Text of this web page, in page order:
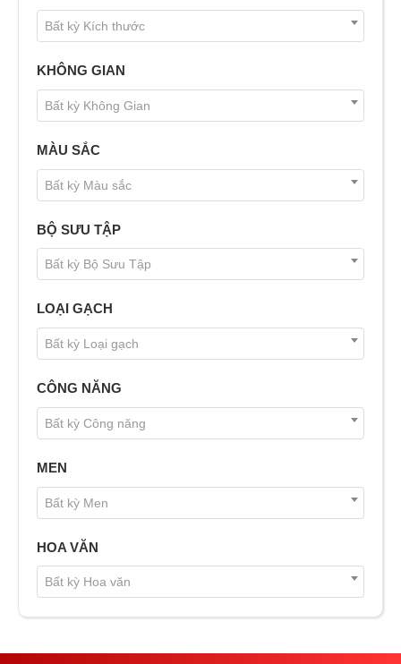
Bất kỳ Kích thước
KHÔNG GIAN
Bất kỳ Không Gian
MÀU SẮC
Bất kỳ Màu sắc
BỘ SƯU TẬP
Bất kỳ Bộ Sưu Tập
LOẠI GẠCH
Bất kỳ Loại gạch
CÔNG NĂNG
Bất kỳ Công năng
MEN
Bất kỳ Men
HOA VĂN
Bất kỳ Hoa văn